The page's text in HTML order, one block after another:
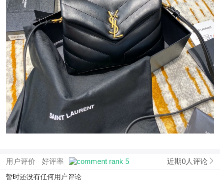
用户评价 好评率 近期0人评论
暂时还没有任何用户评论